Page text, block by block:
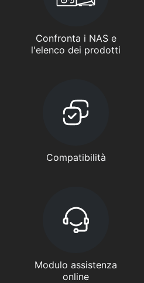
Confronta i NAS e
l'elenco dei prodotti
Compatibilità
Modulo assistenza
online